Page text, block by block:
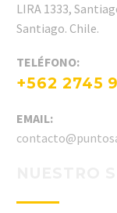
LIRA 1333,
Santiago. Chile.
TELÉFONO:
+562 2745
EMAIL: